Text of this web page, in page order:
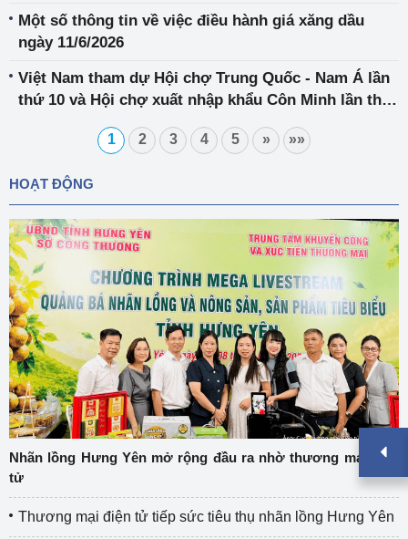
Một số thông tin về việc điều hành giá xăng dầu
ngày 11/6/2026
Việt Nam tham dự Hội chợ Trung Quốc - Nam Á lần
thứ 10 và Hội chợ xuất nhập khẩu Côn Minh lần thứ
1 2 3 4 5 » »»
HOẠT ĐỘNG
Nhãn lồng Hưng Yên mở rộng đầu ra nhờ thương mại điện
tử
Thương mại điện tử tiếp sức tiêu thụ nhãn lồng Hưng Yên